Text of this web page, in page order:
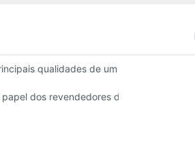
de freioqualidades de um revendedor
freio?
papel dos revendedores de pastilhas de